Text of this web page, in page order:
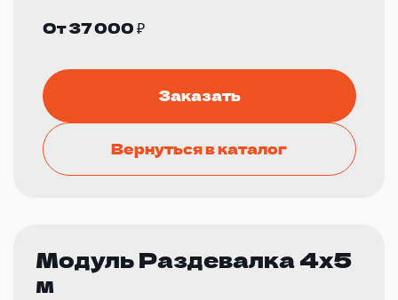
От 37 000 ₽
Заказать
Вернуться в каталог
Модуль Раздевалка 4х5
м